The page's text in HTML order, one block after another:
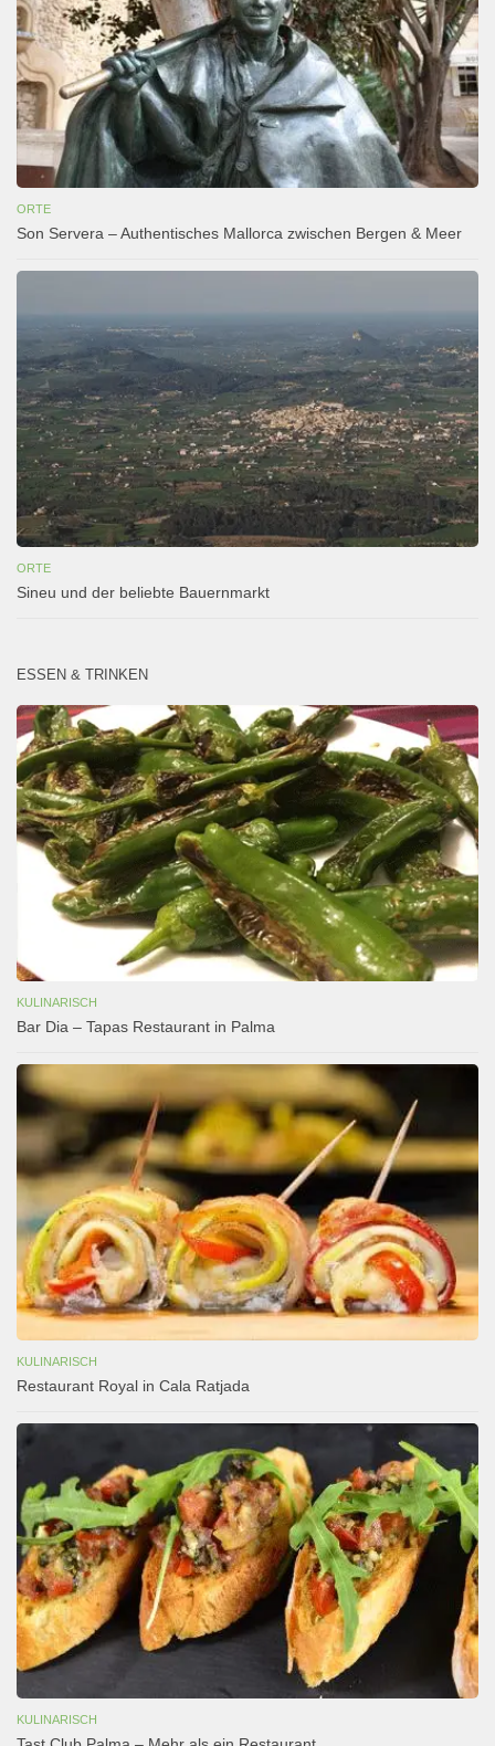
ORTE
Son Servera – Authentisches Mallorca zwischen Bergen & Meer
ORTE
Sineu und der beliebte Bauernmarkt
ESSEN & TRINKEN
KULINARISCH
Bar Dia – Tapas Restaurant in Palma
KULINARISCH
Restaurant Royal in Cala Ratjada
KULINARISCH